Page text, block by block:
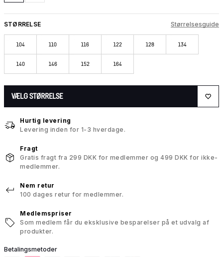
STØRRELSE Størrelsesguide
104 110 116 122 128 134
140 146 152 164
VÆLG STØRRELSE
Hurtig levering
Levering inden for 1-3 hverdage.
Fragt
Gratis fragt fra 299 DKK for medlemmer og 499 DKK for ikke-
medlemmer.
Nem retur
100 dages retur for medlemmer.
Medlemspriser
Som medlem får du eksklusive besparelser på et udvalg af
produkter.
Betalingsmetoder